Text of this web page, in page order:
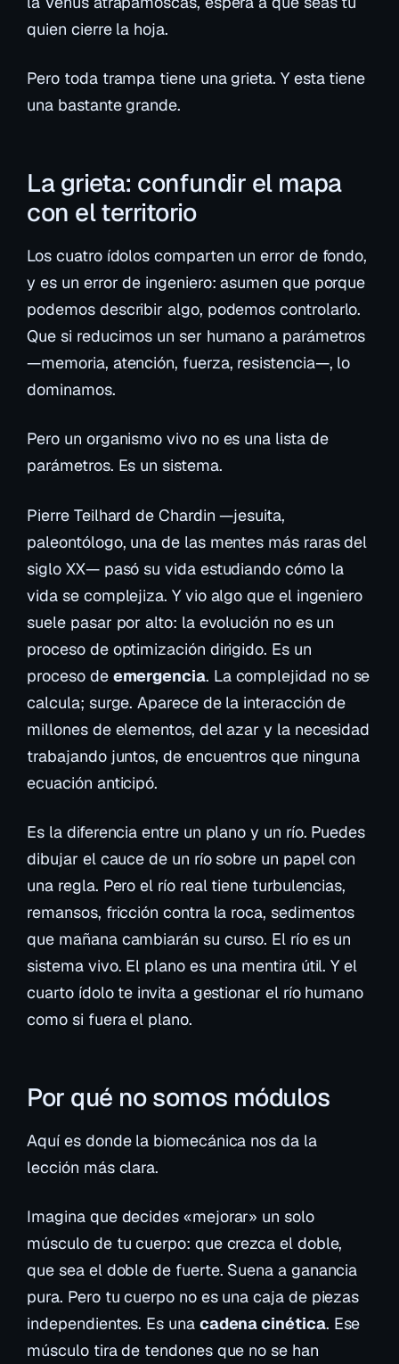
quien cierre la hoja.
Pero toda trampa tiene una grieta. Y esta tiene
una bastante grande.
La grieta: confundir el mapa
con el territorio
Los cuatro ídolos comparten un error de fondo,
y es un error de ingeniero: asumen que porque
podemos describir algo, podemoscontrolarlo.
Que si reducimos un ser humano a parámetros
—memoria, atención, fuerza, resistencia—, lo
dominamos.
Pero un organismo vivo no es una lista de
parámetros. Es un sistema.
Pierre Teilhard de Chardin —jesuita,
paleontólogo, una de las mentes más raras del
siglo XX— pasó su vida estudiando cómo la
vida se complejiza. Y vio algo que el ingeniero
suele pasar por alto: la evolución no es un
proceso de optimización dirigido. Es un
proceso de emergencia. La complejidad no se
calcula; surge. Aparece de la interacción de
millones de elementos, del azar y la necesidad
trabajando juntos, de encuentros que ninguna
ecuación anticipó.
Es la diferencia entre un plano y un río. Puedes
dibujar el cauce de un río sobre un papel con
una regla. Pero el río real tiene turbulencias,
remansos, fricción contra la roca, sedimentos
que mañana cambiarán su curso. El río es un
sistema vivo. El plano es una mentira útil. Y el
cuarto ídolo te invita a gestionar el río humano
como si fuera el plano.
Por qué no somos módulos
Aquí es donde la biomecánica nos da la
lección más clara.
Imagina que decides «mejorar» un solo
músculo de tu cuerpo: que crezca el doble,
que sea el doble de fuerte. Suena a ganancia
pura. Pero tu cuerpo no es una caja de piezas
independientes. Es una cadena cinética. Ese
músculo tira de tendones que no se han